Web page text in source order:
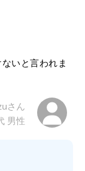
さん
男性
いと言われま